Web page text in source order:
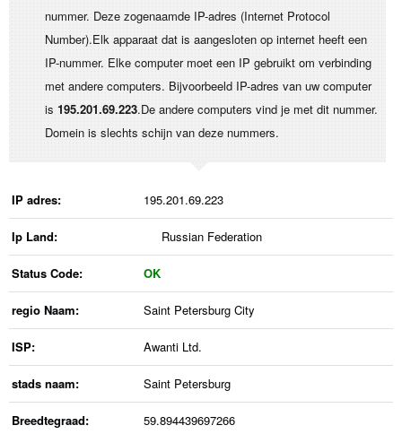
nummer. Deze zogenaamde IP-adres (Internet Protocol
Number).Elk apparaat dat is aangesloten op internet heeft een
IP-nummer. Elke computer moet een IP gebruikt om verbinding
met andere computers. Bijvoorbeeld IP-adres van uw computer
is 195.201.69.223.De andere computers vind je met dit nummer.
Domein is slechts schijn van deze nummers.
IP adres: 195.201.69.223
Ip Land: Russian Federation
Status Code: OK
regio Naam: Saint Petersburg City
ISP: Awanti Ltd.
stads naam: Saint Petersburg
Breedtegraad: 59.894439697266